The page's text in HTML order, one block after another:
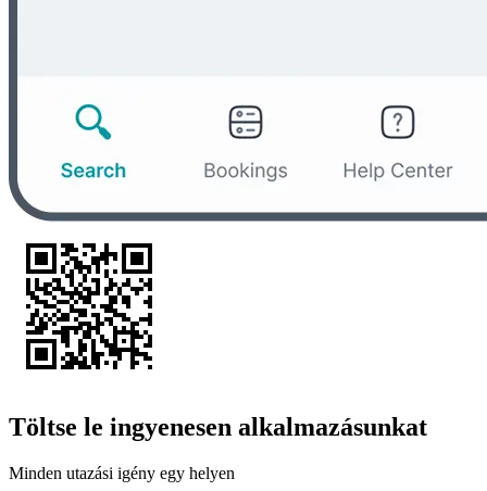
Töltse le ingyenesen alkalmazásunkat
Minden utazási igény egy helyen